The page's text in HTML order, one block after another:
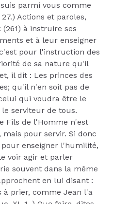
parmi vous comme
Actions et paroles,
à instruire ses
et à leur enseigner
pour l'instruction des
de sa nature qu'il
il dit : Les princes des
qu'il n'en soit pas de
qui voudra être le
serviteur de tous.
Fils de l'Homme n'est
pour servir. Si donc
enseigner l'humilité,
voir agir et parler
souvent dans la même
en lui disant :
à prier, comme Jean l'a